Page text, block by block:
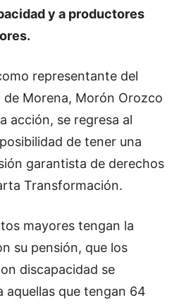
y a productores
representante del
de Morena, Morón Orozco
acción, se regresa al
de tener una
garantista de derechos
Transformación.
mayores tengan la
su pensión, que los
discapacidad se
aquellas que tengan 64